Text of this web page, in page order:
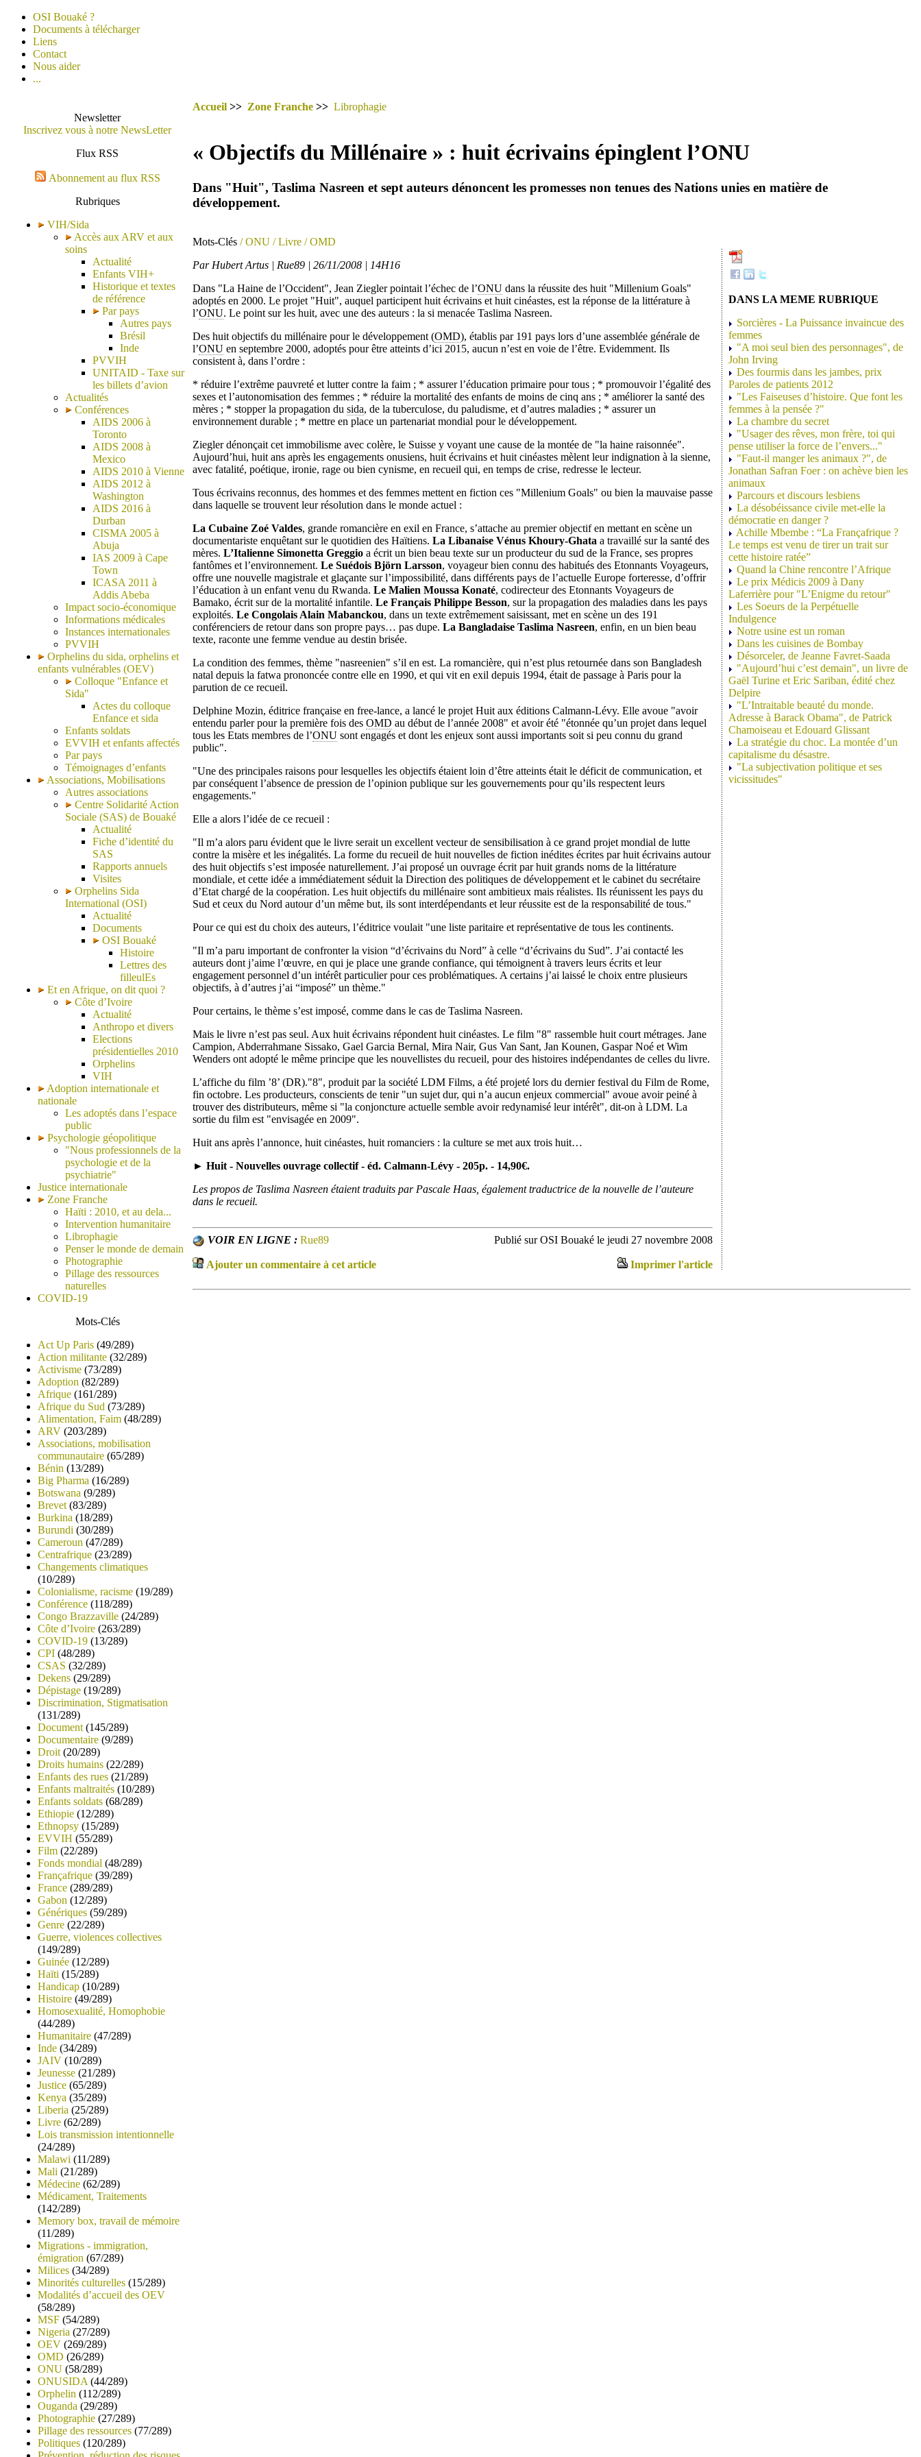
OSI Bouaké ?
Documents à télécharger
Liens
Contact
Nous aider
...
Newsletter
Inscrivez vous à notre NewsLetter
Flux RSS
Abonnement au flux RSS
Rubriques
VIH/Sida
Accès aux ARV et aux
soins
Actualité
Enfants VIH+
Historique et textes
de référence
Par pays
Autres pays
Brésil
Inde
PVVIH
UNITAID - Taxe sur
les billets d’avion
Actualités
Conférences
AIDS 2006 à
Toronto
AIDS 2008 à
Mexico
AIDS 2010 à Vienne
AIDS 2012 à
Washington
AIDS 2016 à
Durban
CISMA 2005 à
Abuja
IAS 2009 à Cape
Town
ICASA 2011 à
Addis Abeba
Impact socio-économique
Informations médicales
Instances internationales
PVVIH
Orphelins du sida, orphelins et
enfants vulnérables (OEV)
Colloque "Enfance et
Sida"
Actes du colloque
Enfance et sida
Enfants soldats
EVVIH et enfants affectés
Par pays
Témoignages d’enfants
Associations, Mobilisations
Autres associations
Centre Solidarité Action
Sociale (SAS) de Bouaké
Actualité
Fiche d’identité du
SAS
Rapports annuels
Visites
Orphelins Sida
International (OSI)
Actualité
Documents
OSI Bouaké
Histoire
Lettres des
filleulEs
Et en Afrique, on dit quoi ?
Côte d’Ivoire
Actualité
Anthropo et divers
Elections
présidentielles 2010
Orphelins
VIH
Adoption internationale et
nationale
Les adoptés dans l’espace
public
Psychologie géopolitique
"Nous professionnels de la
psychologie et de la
psychiatrie"
Justice internationale
Zone Franche
Haïti : 2010, et au dela...
Intervention humanitaire
Librophagie
Penser le monde de demain
Photographie
Pillage des ressources
naturelles
COVID-19
Mots-Clés
Act Up Paris (49/289)
Action militante (32/289)
Activisme (73/289)
Adoption (82/289)
Afrique (161/289)
Afrique du Sud (73/289)
Alimentation, Faim (48/289)
ARV (203/289)
Associations, mobilisation
communautaire (65/289)
Bénin (13/289)
Big Pharma (16/289)
Botswana (9/289)
Brevet (83/289)
Burkina (18/289)
Burundi (30/289)
Cameroun (47/289)
Centrafrique (23/289)
Changements climatiques
(10/289)
Colonialisme, racisme (19/289)
Conférence (118/289)
Congo Brazzaville (24/289)
Côte d’Ivoire (263/289)
COVID-19 (13/289)
CPI (48/289)
CSAS (32/289)
Dekens (29/289)
Dépistage (19/289)
Discrimination, Stigmatisation
(131/289)
Document (145/289)
Documentaire (9/289)
Droit (20/289)
Droits humains (22/289)
Enfants des rues (21/289)
Enfants maltraités (10/289)
Enfants soldats (68/289)
Ethiopie (12/289)
Ethnopsy (15/289)
EVVIH (55/289)
Film (22/289)
Fonds mondial (48/289)
Françafrique (39/289)
France (289/289)
Gabon (12/289)
Génériques (59/289)
Genre (22/289)
Guerre, violences collectives
(149/289)
Guinée (12/289)
Haïti (15/289)
Handicap (10/289)
Histoire (49/289)
Homosexualité, Homophobie
(44/289)
Humanitaire (47/289)
Inde (34/289)
JAIV (10/289)
Jeunesse (21/289)
Justice (65/289)
Kenya (35/289)
Liberia (25/289)
Livre (62/289)
Lois transmission intentionnelle
(24/289)
Malawi (11/289)
Mali (21/289)
Médecine (62/289)
Médicament, Traitements
(142/289)
Memory box, travail de mémoire
(11/289)
Migrations - immigration,
émigration (67/289)
Milices (34/289)
Minorités culturelles (15/289)
Modalités d’accueil des OEV
(58/289)
MSF (54/289)
Nigeria (27/289)
OEV (269/289)
OMD (26/289)
ONU (58/289)
ONUSIDA (44/289)
Orphelin (112/289)
Ouganda (29/289)
Photographie (27/289)
Pillage des ressources (77/289)
Politiques (120/289)
Accueil >> Zone Franche >> Librophagie
« Objectifs du Millénaire » : huit écrivains épinglent l’ONU
Dans "Huit", Taslima Nasreen et sept auteurs dénoncent les promesses non tenues des Nations unies en matière de
développement.
Mots-Clés / ONU / Livre / OMD
Par Hubert Artus | Rue89 | 26/11/2008 | 14H16
Dans "La Haine de l’Occident", Jean Ziegler pointait l’échec de l’ONU dans la réussite des huit "Millenium Goals"
adoptés en 2000. Le projet "Huit", auquel participent huit écrivains et huit cinéastes, est la réponse de la littérature à
l’ONU. Le point sur les huit, avec une des auteurs : la si menacée Taslima Nasreen.
Des huit objectifs du millénaire pour le développement (OMD), établis par 191 pays lors d’une assemblée générale de
l’ONU en septembre 2000, adoptés pour être atteints d’ici 2015, aucun n’est en voie de l’être. Evidemment. Ils
consistent à, dans l’ordre :
* réduire l’extrême pauvreté et lutter contre la faim ; * assurer l’éducation primaire pour tous ; * promouvoir l’égalité des
sexes et l’autonomisation des femmes ; * réduire la mortalité des enfants de moins de cinq ans ; * améliorer la santé des
mères ; * stopper la propagation du sida, de la tuberculose, du paludisme, et d’autres maladies ; * assurer un
environnement durable ; * mettre en place un partenariat mondial pour le développement.
Ziegler dénonçait cet immobilisme avec colère, le Suisse y voyant une cause de la montée de "la haine raisonnée".
Aujourd’hui, huit ans après les engagements onusiens, huit écrivains et huit cinéastes mèlent leur indignation à la sienne,
avec fatalité, poétique, ironie, rage ou bien cynisme, en recueil qui, en temps de crise, redresse le lecteur.
Tous écrivains reconnus, des hommes et des femmes mettent en fiction ces "Millenium Goals" ou bien la mauvaise passe
dans laquelle se trouvent leur résolution dans le monde actuel :
La Cubaine Zoé Valdes, grande romancière en exil en France, s’attache au premier objectif en mettant en scène un
documentariste enquêtant sur le quotidien des Haïtiens. La Libanaise Vénus Khoury-Ghata a travaillé sur la santé des
mères. L’Italienne Simonetta Greggio a écrit un bien beau texte sur un producteur du sud de la France, ses propres
fantômes et l’environnement. Le Suédois Björn Larsson, voyageur bien connu des habitués des Etonnants Voyageurs,
offre une nouvelle magistrale et glaçante sur l’impossibilité, dans différents pays de l’actuelle Europe forteresse, d’offrir
l’éducation à un enfant venu du Rwanda. Le Malien Moussa Konaté, codirecteur des Etonnants Voyageurs de
Bamako, écrit sur de la mortalité infantile. Le Français Philippe Besson, sur la propagation des maladies dans les pays
exploités. Le Congolais Alain Mabanckou, dans un texte extrêmement saisissant, met en scène un des 191
conférenciers de retour dans son propre pays… pas dupe. La Bangladaise Taslima Nasreen, enfin, en un bien beau
texte, raconte une femme vendue au destin brisée.
La condition des femmes, thème "nasreenien" s’il en est. La romancière, qui n’est plus retournée dans son Bangladesh
natal depuis la fatwa prononcée contre elle en 1990, et qui vit en exil depuis 1994, était de passage à Paris pour la
parution de ce recueil.
Delphine Mozin, éditrice française en free-lance, a lancé le projet Huit aux éditions Calmann-Lévy. Elle avoue "avoir
entendu parler pour la première fois des OMD au début de l’année 2008" et avoir été "étonnée qu’un projet dans lequel
tous les Etats membres de l’ONU sont engagés et dont les enjeux sont aussi importants soit si peu connu du grand
public".
"Une des principales raisons pour lesquelles les objectifs étaient loin d’être atteints était le déficit de communication, et
par conséquent l’absence de pression de l’opinion publique sur les gouvernements pour qu’ils respectent leurs
engagements."
Elle a alors l’idée de ce recueil :
"Il m’a alors paru évident que le livre serait un excellent vecteur de sensibilisation à ce grand projet mondial de lutte
contre la misère et les inégalités. La forme du recueil de huit nouvelles de fiction inédites écrites par huit écrivains autour
des huit objectifs s’est imposée naturellement. J’ai proposé un ouvrage écrit par huit grands noms de la littérature
mondiale, et cette idée a immédiatement séduit la Direction des politiques de développement et le cabinet du secrétaire
d’Etat chargé de la coopération. Les huit objectifs du millénaire sont ambitieux mais réalistes. Ils réunissent les pays du
Sud et ceux du Nord autour d’un même but, ils sont interdépendants et leur réussite est de la responsabilité de tous."
Pour ce qui est du choix des auteurs, l’éditrice voulait "une liste paritaire et représentative de tous les continents.
"Il m’a paru important de confronter la vision “d’écrivains du Nord” à celle “d’écrivains du Sud”. J’ai contacté les
auteurs dont j’aime l’œuvre, en qui je place une grande confiance, qui témoignent à travers leurs écrits et leur
engagement personnel d’un intérêt particulier pour ces problématiques. A certains j’ai laissé le choix entre plusieurs
objectifs, à d’autres j’ai “imposé” un thème."
Pour certains, le thème s’est imposé, comme dans le cas de Taslima Nasreen.
Mais le livre n’est pas seul. Aux huit écrivains répondent huit cinéastes. Le film "8" rassemble huit court métrages. Jane
Campion, Abderrahmane Sissako, Gael Garcia Bernal, Mira Nair, Gus Van Sant, Jan Kounen, Gaspar Noé et Wim
Wenders ont adopté le même principe que les nouvellistes du recueil, pour des histoires indépendantes de celles du livre.
L’affiche du film ’8’ (DR)."8", produit par la société LDM Films, a été projeté lors du dernier festival du Film de Rome,
fin octobre. Les producteurs, conscients de tenir "un sujet dur, qui n’a aucun enjeux commercial" avoue avoir peiné à
trouver des distributeurs, même si "la conjoncture actuelle semble avoir redynamisé leur intérêt", dit-on à LDM. La
sortie du film est "envisagée en 2009".
Huit ans après l’annonce, huit cinéastes, huit romanciers : la culture se met aux trois huit…
► Huit - Nouvelles ouvrage collectif - éd. Calmann-Lévy - 205p. - 14,90€.
Les propos de Taslima Nasreen étaient traduits par Pascale Haas, également traductrice de la nouvelle de l’auteure
dans le recueil.
VOIR EN LIGNE : Rue89 Publié sur OSI Bouaké le jeudi 27 novembre 2008
Ajouter un commentaire à cet article Imprimer l'article
DANS LA MEME RUBRIQUE
Sorcières - La Puissance invaincue des
femmes
"A moi seul bien des personnages", de
John Irving
Des fourmis dans les jambes, prix
Paroles de patients 2012
"Les Faiseuses d’histoire. Que font les
femmes à la pensée ?"
La chambre du secret
"Usager des rêves, mon frère, toi qui
pense utiliser la force de l’envers..."
"Faut-il manger les animaux ?", de
Jonathan Safran Foer : on achève bien les
animaux
Parcours et discours lesbiens
La désobéissance civile met-elle la
démocratie en danger ?
Achille Mbembe : “La Françafrique ?
Le temps est venu de tirer un trait sur
cette histoire ratée”
Quand la Chine rencontre l’Afrique
Le prix Médicis 2009 à Dany
Laferrière pour "L’Enigme du retour"
Les Soeurs de la Perpétuelle
Indulgence
Notre usine est un roman
Dans les cuisines de Bombay
Désorceler, de Jeanne Favret-Saada
"Aujourd’hui c’est demain", un livre de
Gaël Turine et Eric Sariban, édité chez
Delpire
"L’Intraitable beauté du monde.
Adresse à Barack Obama", de Patrick
Chamoiseau et Edouard Glissant
La stratégie du choc. La montée d’un
capitalisme du désastre.
"La subjectivation politique et ses
vicissitudes"